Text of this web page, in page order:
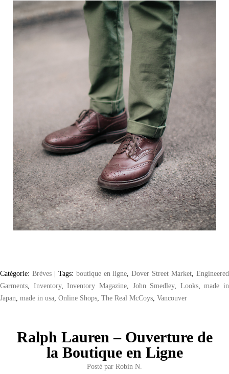
Catégorie: Brèves | Tags: boutique en ligne ,Dover Street Market ,Engineered
Garments
Inventory,Inventory Magazine, John Smedley, Looks,made in
Japan made in usa Online Shops The Real McCoys Vancouver
Ralph Lauren – Ouverture de
la Boutique en Ligne
Posté par Robin N.